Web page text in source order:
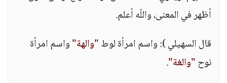
أظهر في المعنى، واللّه أعلم.
قال السهيلي ): واسم امرأة لوط"والهة"واسم امرأة
نوح"والغة".